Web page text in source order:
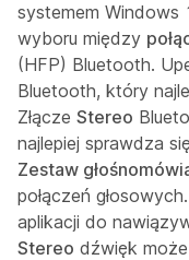
systemem Windows
wyboru między
(HFP) Bluetooth.
Bluetooth, który
Złącze Stereo
najlepiej sprawdza
Zestaw
połączeń
aplikacji do
Stereo dźwięk